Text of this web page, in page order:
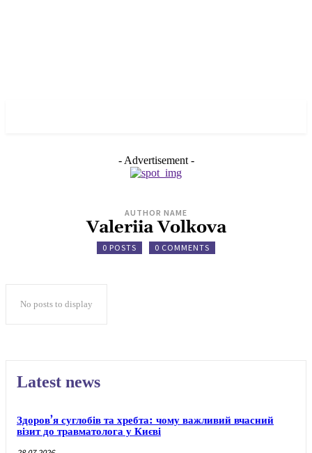
- Advertisement -
AUTHOR NAME
Valeriia Volkova
0 POSTS 0 COMMENTS
No posts to display
Latest news
Здоров’я суглобів та хребта: чому важливий вчасний
візит до травматолога у Києві